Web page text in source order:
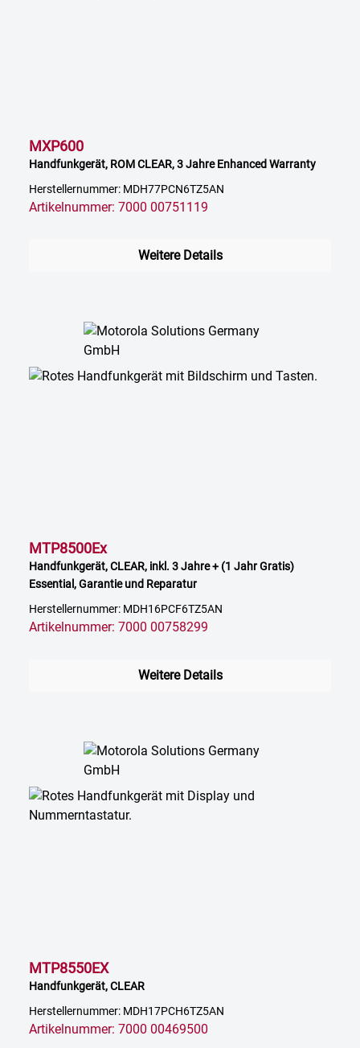
MXP600
Handfunkgerät, ROM CLEAR, 3 Jahre Enhanced Warranty
Herstellernummer: MDH77PCN6TZ5AN
Artikelnummer: 7000 00751119
Weitere Details
MTP8500Ex
Handfunkgerät, CLEAR, inkl. 3 Jahre + (1 Jahr Gratis)
Essential, Garantie und Reparatur
Herstellernummer: MDH16PCF6TZ5AN
Artikelnummer: 7000 00758299
Weitere Details
MTP8550EX
Handfunkgerät, CLEAR
Herstellernummer: MDH17PCH6TZ5AN
Artikelnummer: 7000 00469500